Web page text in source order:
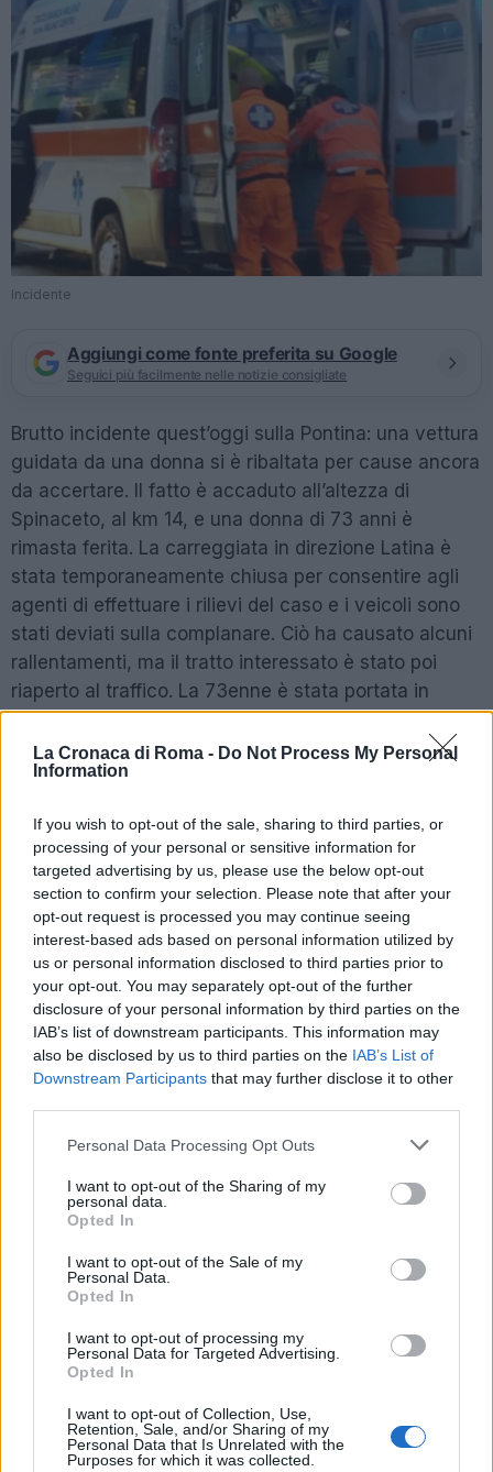
La Cronaca di Roma - Do Not Process My Personal
Information
If you wish to opt-out of the sale, sharing to third parties, or
processing of your personal or sensitive information for
targeted advertising by us, please use the below opt-out
section to confirm your selection. Please note that after your
opt-out request is processed you may continue seeing
interest-based ads based on personal information utilized by
us or personal information disclosed to third parties prior to
your opt-out. You may separately opt-out of the further
disclosure of your personal information by third parties on the
IAB’s list of downstream participants. This information may
also be disclosed by us to third parties on the IAB’s List of
Downstream Participants that may further disclose it to other
Please note that this website/app uses one or more Google
not limited to your visit or usage behaviour. You may click to
grant or deny consent to Google and its third-party tags to
use your data for below specified purposes in below Google
consent section.
Personal Data Processing Opt Outs
I want to opt-out of the Sharing of my
personal data.
Opted In
I want to opt-out of the Sale of my
Personal Data.
Opted In
I want to opt-out of processing my
Personal Data for Targeted Advertising.
Opted In
I want to opt-out of Collection, Use,
Retention, Sale, and/or Sharing of my
Personal Data that Is Unrelated with the
Purposes for which it was collected.
Incidente
Aggiungi come fonte preferita su Google
Seguici più facilmente nelle notizie consigliate
Brutto incidente quest’oggi sulla Pontina: una vettura
guidata da una donna si è ribaltata per cause ancora
da accertare. Il fatto è accaduto all’altezza di
Spinaceto, al km 14, e una donna di 73 anni è
rimasta ferita. La carreggiata in direzione Latina è
stata temporaneamente chiusa per consentire agli
agenti di effettuare i rilievi del caso e i veicoli sono
stati deviati sulla complanare. Ciò ha causato alcuni
rallentamenti, ma il tratto interessato è stato poi
riaperto al traffico. La 73enne è stata portata in
codice rosso in ospedale.
Precedente
quarto piano:
giovane in gravi
condizioni
nuovo
regolamento per i
rifiuti
POTREBBE INTERESSARTI
Fiumicino, squalo attacca un
pescatore: attimi di terrore sul
lungomare romano
5 anni fa
UFFICIALE: il Lazio torna in zona
decreto legge anti-Covid
ARTICOLI CORRELATI